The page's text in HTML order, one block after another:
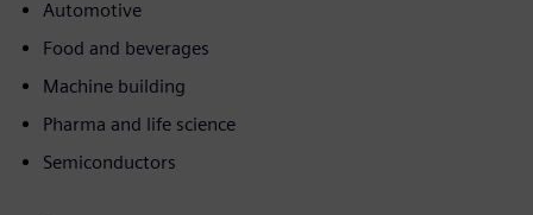
Automotive
Food and beverages
Machine building
Pharma and life science
Semiconductors